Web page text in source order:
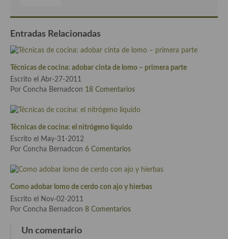
Hierbas aromáticas
Aceites
Mojos y pastas
Sales y polvos
Salsas y mojos
Adobos
Aperitivos
Bebidas
Bocadillos, hamburguesas, sándwich, emparedados, tostas y
demás
Entradas Relacionadas
Técnicas de cocina: adobar cinta de lomo – primera parte
Escrito el Abr-27-2011
Por Concha Bernadcon 18 Comentarios
Técnicas de cocina: el nitrógeno líquido
Escrito el May-31-2012
Por Concha Bernadcon 6 Comentarios
Como adobar lomo de cerdo con ajo y hierbas
Escrito el Nov-02-2011
Por Concha Bernadcon 8 Comentarios
Un comentario